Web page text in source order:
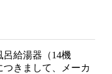
呂給湯器（14機
きまして、メーカ